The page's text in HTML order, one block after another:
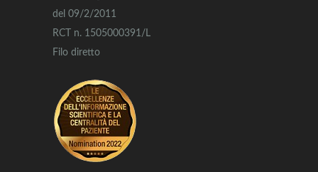
del 09/2/2011
RCT n. 1505000391/L
Filo diretto